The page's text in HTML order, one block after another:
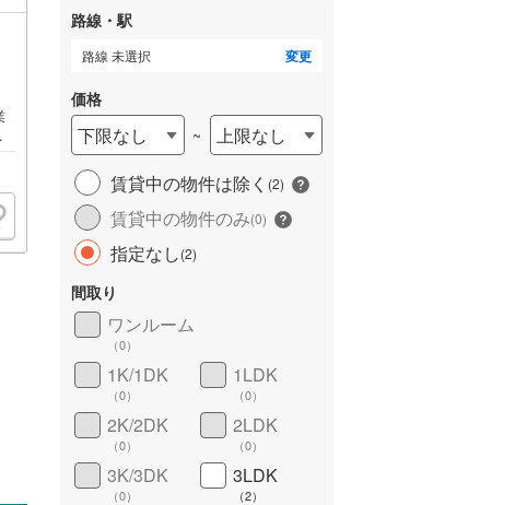
路線・駅
路線 未選択 変更
価格
下限なし ~
上限なし
賃貸中の物件は除く (2)
賃貸中の物件のみ(0)
指定なし(2)
間取り
ワンルーム
（0）
1K/1DK
（0）
1LDK
（0）
2K/2DK
（0）
2LDK
（0）
3K/3DK
（0）
3LDK
（2）
長期優良住宅 ）